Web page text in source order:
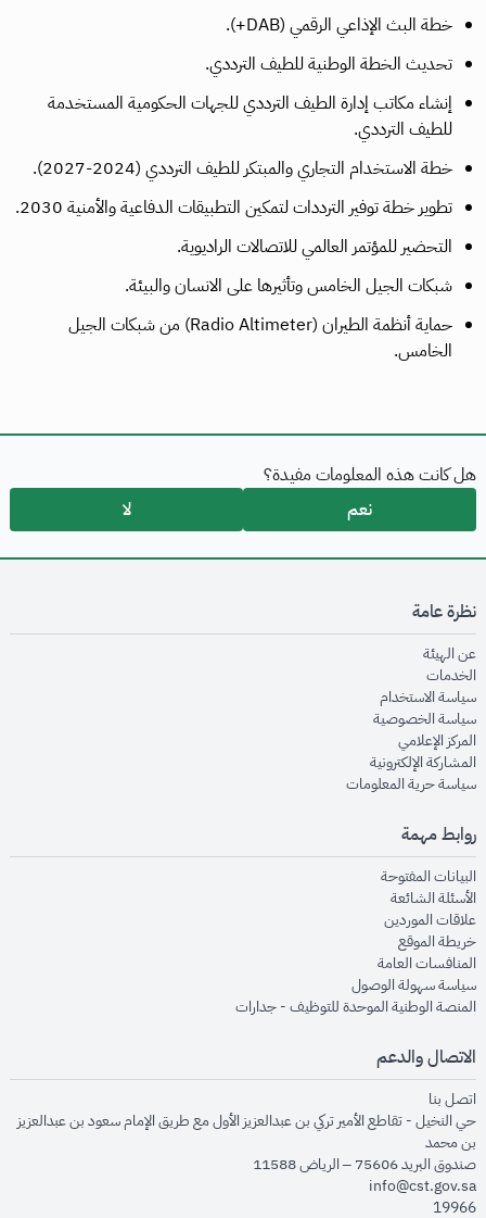
خطة البث الإذاعي الرقمي (DAB+).
تحديث الخطة الوطنية للطيف الترددي.
إنشاء مكاتب إدارة الطيف الترددي للجهات الحكومية المستخدمة
للطيف الترددي.
خطة الاستخدام التجاري والمبتكر للطيف الترددي (2024-2027).
تطوير خطة توفير الترددات لتمكين التطبيقات الدفاعية والأمنية 2030.
التحضير للمؤتمر العالمي للاتصالات الراديوية.
شبكات الجيل الخامس وتأثيرها على الانسان والبيئة.
حماية أنظمة الطيران (Radio Altimeter) من شبكات الجيل
الخامس.
هل كانت هذه المعلومات مفيدة؟
نعم
لا
نظرة عامة
عن الهيئةopens in new window
الخدماتopens in new window
سياسة الاستخدام
سياسة الخصوصيةopens in new window
المركز الإعلاميopens in new window
المشاركة الإلكترونيةopens in new window
سياسة حرية المعلوماتopens in new window
روابط مهمة
البيانات المفتوحةopens in new window
الأسئلة الشائعةopens in new window
علاقات الموردينopens in new window
خريطة الموقعopens in new window
المنافسات العامةopens in new window
سياسة سهولة الوصولopens in new window
المنصة الوطنية الموحدة للتوظيف - جداراتopens in new window
الاتصال والدعم
اتصل بنا
حي النخيل - تقاطع الأمير تركي بن عبدالعزيز الأول مع طريق الإمام سعود بن عبدالعزيز
بن محمد
صندوق البريد 75606 – الرياض 11588
info@cst.gov.sa
19966